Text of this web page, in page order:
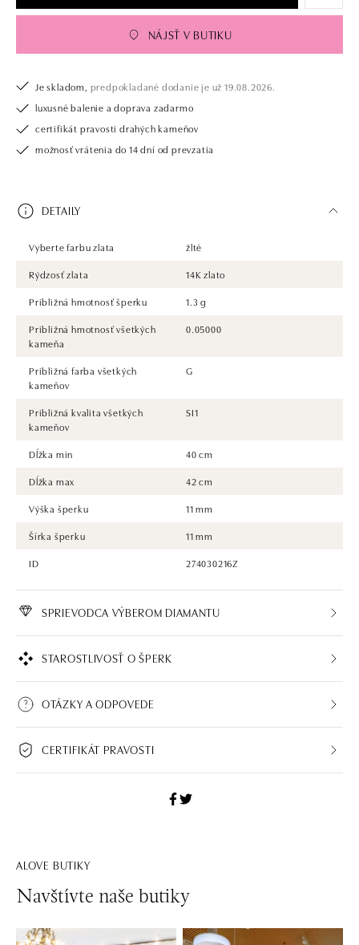
NÁJSŤ V BUTIKU
Je skladom, predpokladané dodanie je už 19.08.2026.
luxusné balenie a doprava zadarmo
certifikát pravosti drahých kameňov
možnosť vrátenia do 14 dní od prevzatia
DETAILY
Vyberte farbu zlata
žlté
Rýdzosť zlata
14K zlato
Približná hmotnosť šperku
1.3 g
Približná hmotnosť všetkých
kameňa
0.05000
Približná farba všetkých
kameňov
G
Približná kvalita všetkých
kameňov
SI1
Dĺžka min
40 cm
Dĺžka max
42 cm
Výška šperku
11 mm
Šírka šperku
11 mm
ID
274030216Z
SPRIEVODCA VÝBEROM DIAMANTU
STAROSTLIVOSŤ O ŠPERK
OTÁZKY A ODPOVEDE
CERTIFIKÁT PRAVOSTI
ALOVE BUTIKY
Navštívte naše butiky